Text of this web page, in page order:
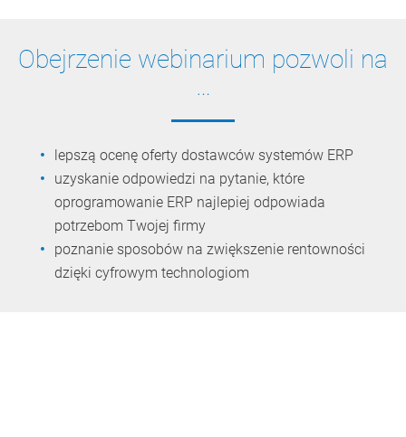
Obejrzenie webinarium pozwoli na
…
lepszą ocenę oferty dostawców systemów ERP
uzyskanie odpowiedzi na pytanie, które
oprogramowanie ERP najlepiej odpowiada
potrzebom Twojej firmy
poznanie sposobów na zwiększenie rentowności
dzięki cyfrowym technologiom